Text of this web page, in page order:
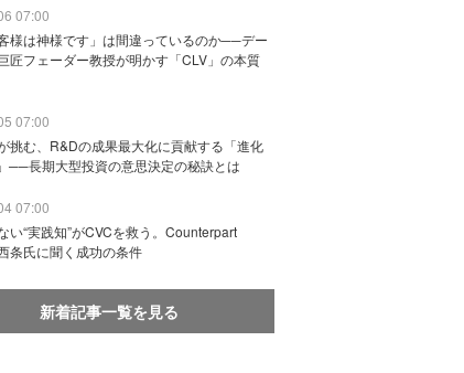
07:00
様は神様です」は間違っているのか──デー
匠フェーダー教授が明かす「CLV」の本質
07:00
挑む、R&Dの成果最大化に貢献する「進化
──長期大型投資の意思決定の秘訣とは
07:00
い“実践知”がCVCを救う。Counterpart
条氏に聞く成功の条件
新着記事一覧を見る